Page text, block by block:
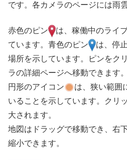
です。各カメラのページには雨
赤色のピン
は、稼働中のライ
ています。青色のピン
は、停
場所を示しています。ピンをク
ラの詳細ページへ移動できます。
円形のアイコン
は、狭い範囲
いることを示しています。クリ
大されます。
地図はドラッグで移動でき、右
縮小できます。